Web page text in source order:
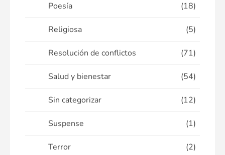
Poesía (18)
Religiosa (5)
Resolución de conflictos (71)
Salud y bienestar (54)
Sin categorizar (12)
Suspense (1)
Terror (2)